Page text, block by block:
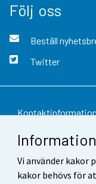
Vi använder kakor
kakor behövs för
Följ oss
Beställ
Twitter
Respons
Användarvillkor